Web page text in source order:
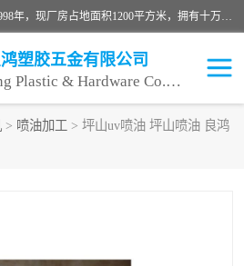
良鸿塑胶五金有限公司成 立于1998年，现厂房占地面积1200平方米，拥有十万级无尘车间，自动喷涂线1条，手动喷涂线2条，丝印移印滚印烫印拉线1条，本公司自建厂以来一直 以“顾客、品质、服务三个第一”为原则，从来货到处理、喷漆、烘烤、品检、包装等每一道工序都严格把持质量关，竭诚为广大朋友、客户服务。现如今已深得广 大客户信赖。
塑胶五金有限公司
Liang Hong Plastic & Hardware Co. Ltd
> 喷油加工 > 坪山uv喷油 坪山喷油 良鸿